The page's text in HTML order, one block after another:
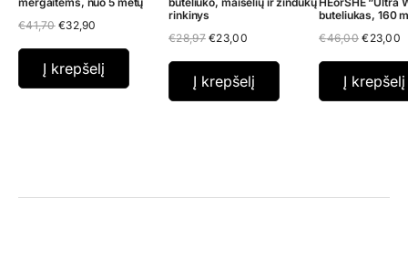
€41,70 Original
was:
€41,70.
€32,90
is:
€32,90.
Į krepšelį
rinkinys
€28,97 Original
was:
€28,97.
€23,00Current
is:
€23,00.
Į krepšelį
buteliukas, 160
€46,00 Original
was:
€46,00.
€ 23,00
Į krepšelį